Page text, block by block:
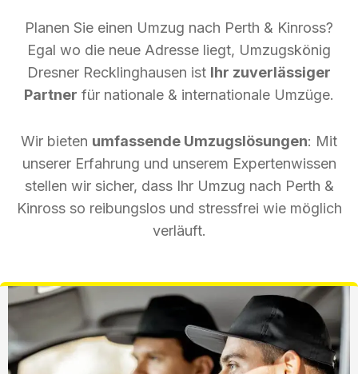
Planen Sie einen Umzug nach Perth & Kinross?
Egal wo die neue Adresse liegt, Umzugskönig
Dresner Recklinghausen ist Ihr zuverlässiger
Partner für nationale & internationale Umzüge.
Wir bieten umfassende Umzugslösungen: Mit
unserer Erfahrung und unserem Expertenwissen
stellen wir sicher, dass Ihr Umzug nach Perth &
Kinross so reibungslos und stressfrei wie möglich
verläuft.